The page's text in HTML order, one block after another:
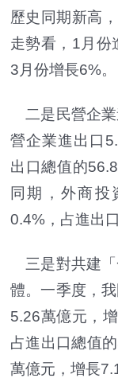
歷史同期新高
走勢看，1月份
3月份增長6%。
二是民營企業
營企業進出口
出口總值的
同期，外商投
0.4%，占進出
三是對共建「
體。一季度，
5.26萬億元，
占進出口總值
萬億元，增長